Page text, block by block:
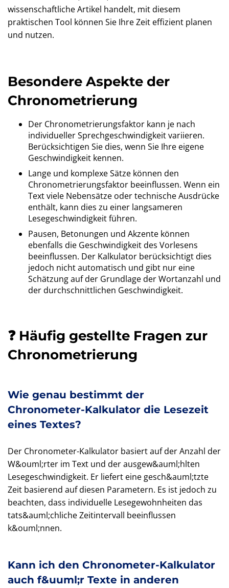
wissenschaftliche Artikel handelt, mit diesem
praktischen Tool können Sie Ihre Zeit effizient planen
und nutzen.
Besondere Aspekte der
Chronometrierung
Der Chronometrierungsfaktor kann je nach
individueller Sprechgeschwindigkeit variieren.
Berücksichtigen Sie dies, wenn Sie Ihre eigene
Geschwindigkeit kennen.
Lange und komplexe Sätze können den
Chronometrierungsfaktor beeinflussen. Wenn ein
Text viele Nebensätze oder technische Ausdrücke
enthält, kann dies zu einer langsameren
Lesegeschwindigkeit führen.
Pausen, Betonungen und Akzente können
ebenfalls die Geschwindigkeit des Vorlesens
beeinflussen. Der Kalkulator berücksichtigt dies
jedoch nicht automatisch und gibt nur eine
Schätzung auf der Grundlage der Wortanzahl und
der durchschnittlichen Geschwindigkeit.
❓ Häufig gestellte Fragen zur
Chronometrierung
Wie genau bestimmt der
Chronometer-Kalkulator die Lesezeit
eines Textes?
Der Chronometer-Kalkulator basiert auf der Anzahl der
W&ouml;rter im Text und der ausgew&auml;hlten
Lesegeschwindigkeit. Er liefert eine gesch&auml;tzte
Zeit basierend auf diesen Parametern. Es ist jedoch zu
beachten, dass individuelle Lesegewohnheiten das
tats&auml;chliche Zeitintervall beeinflussen
k&ouml;nnen.
Kann ich den Chronometer-Kalkulator
auch f&uuml;r Texte in anderen